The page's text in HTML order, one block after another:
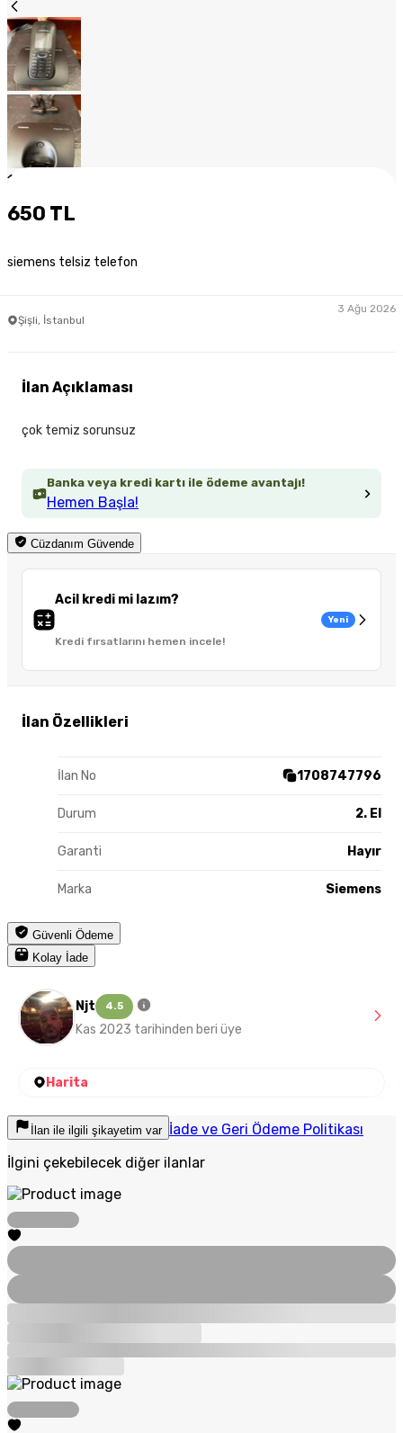
1
650 TL
siemens telsiz telefon
Şişli, İstanbul
3 Ağu 2026
Banka veya kredi kartı ile ödeme avantajı!
Hemen Başla!
Cüzdanım Güvende
Acil kredi mi lazım?
Kredi fırsatlarını hemen incele!
Yeni
İlan Özellikleri
İlan No 1708747796
Durum 2. El
Garanti Hayır
Marka Siemens
Güvenli Ödeme
Kolay İade
İlan Açıklaması
çok temiz sorunsuz
Njt 4.5
Kas 2023 tarihinden beri üye
Harita
İlan ile ilgili şikayetim var İade ve Geri Ödeme Politikası
İlgini çekebilecek diğer ilanlar